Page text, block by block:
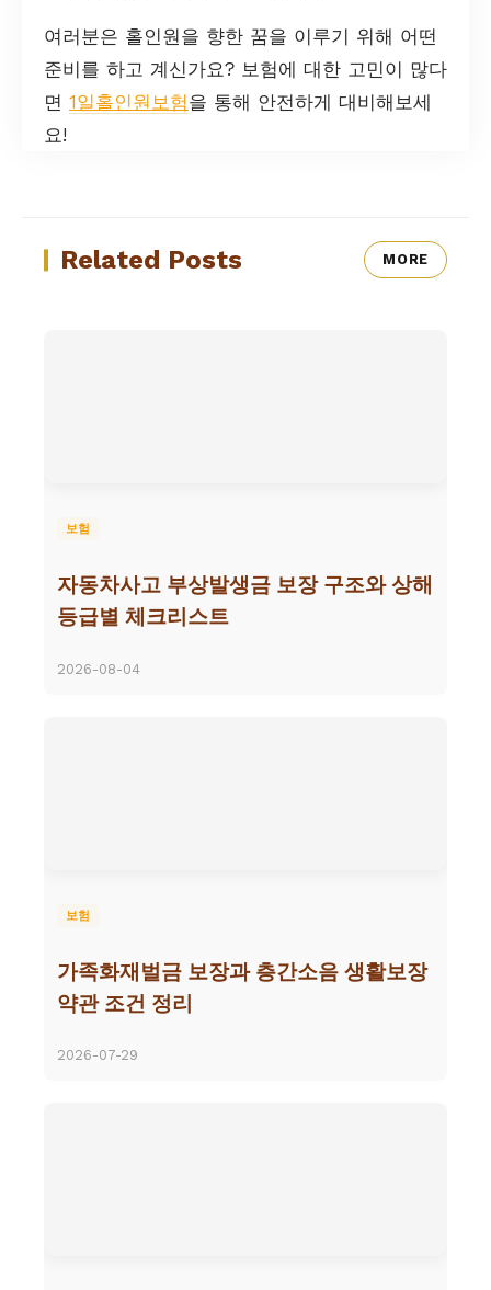
여러분은 홀인원을 향한 꿈을 이루기 위해 어떤
준비를 하고 계신가요? 보험에 대한 고민이 많다
면 1일홀인원보험을 통해 안전하게 대비해보세
요!
Related Posts MORE
보험
자동차사고 부상발생금 보장 구조와 상해
등급별 체크리스트
2026-08-04
보험
가족화재벌금 보장과 층간소음 생활보장
약관 조건 정리
2026-07-29